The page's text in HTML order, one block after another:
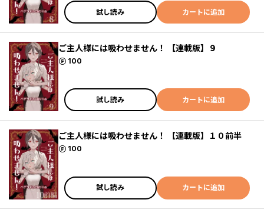
試し読み カートに追加
ご主人様には吸わせません！ 【連載版】９
100
ポイント
試し読み カートに追加
ご主人様には吸わせません！ 【連載版】１０前半
100
ポイント
試し読み カートに追加